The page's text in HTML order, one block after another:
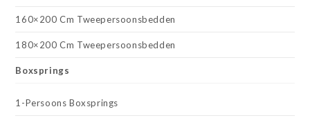
160×200 Cm Tweepersoonsbedden
180×200 Cm Tweepersoonsbedden
Boxsprings
1-Persoons Boxsprings